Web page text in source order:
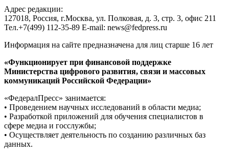
Адрес редакции:
127018, Россия, г.Москва, ул. Полковая, д. 3, стр. 3, офис 211
Тел.+7(499) 112-35-89 E-mail: news@fedpress.ru
Информация на сайте предназначена для лиц старше 16 лет
«Функционирует при финансовой поддержке
Министерства цифрового развития, связи и массовых
коммуникаций Российской Федерации»
«ФедералПресс» занимается:
• Проведением научных исследований в области медиа;
• Разработкой приложений для обучения специалистов в
сфере медиа и госслужбы;
• Осуществляет деятельность по созданию различных баз
данных.